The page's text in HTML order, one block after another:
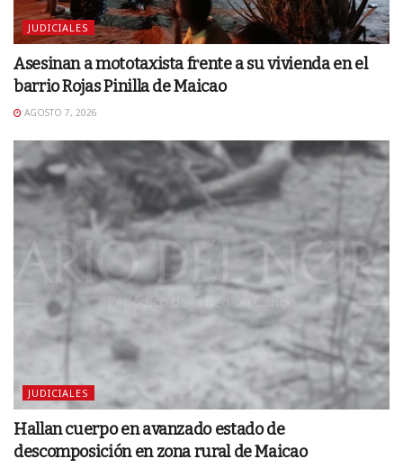
JUDICIALES
Asesinan a mototaxista frente a su vivienda en el
barrio Rojas Pinilla de Maicao
AGOSTO 7, 2026
JUDICIALES
Hallan cuerpo en avanzado estado de
descomposición en zona rural de Maicao